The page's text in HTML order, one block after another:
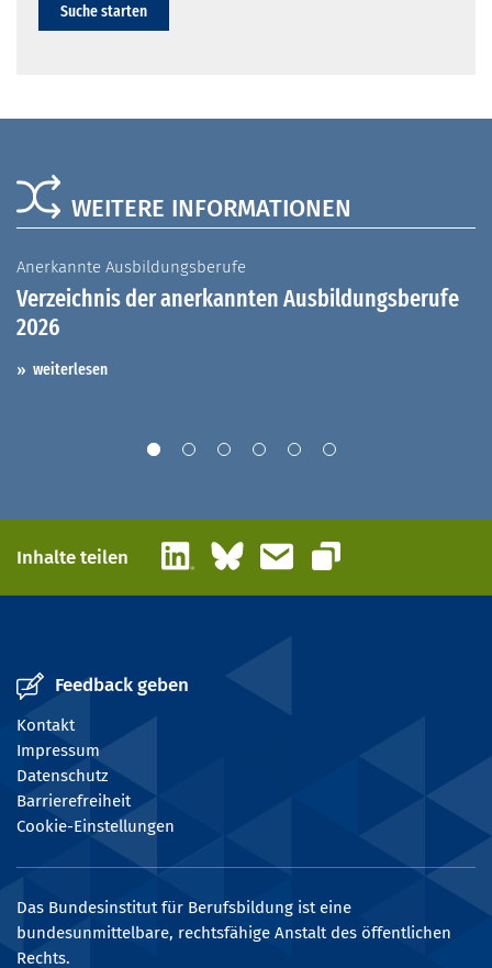
Suche starten
WEITERE INFORMATIONEN
Anerkannte Ausbildungsberufe
Verzeichnis der anerkannten Ausbildungsberufe
2026
weiterlesen
Inhalte teilen LinkedInBlueskyE-Mail
Link kopieren
Feedback geben
Kontakt
Impressum
Datenschutz
Barrierefreiheit
Cookie-Einstellungen
Das Bundesinstitut für Berufsbildung ist eine
bundesunmittelbare, rechtsfähige Anstalt des öffentlichen
Rechts.